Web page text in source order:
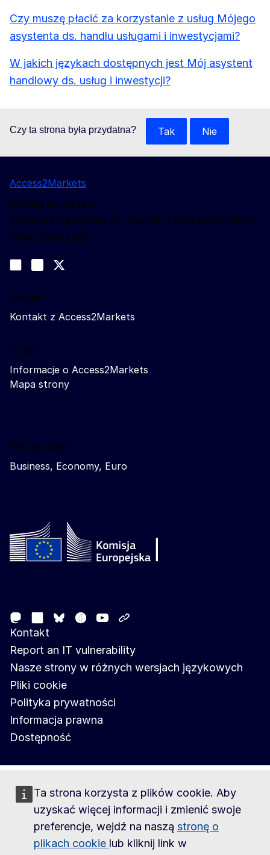
Ta strona korzysta z plików cookie. Aby
uzyskać więcej informacji i zmienić swoje
preferencje, wejdź na naszą stronę o
plikach cookie lub kliknij link w
Czy muszę płacić za korzystanie z usług Mójego
asystenta ds. handlu usługami i inwestycjami?
W jakich językach dostępnych jest Mój asystent
handlowy ds. usług i inwestycji?
Czy ta strona była przydatna? Tak Nie
Access2Markets
Stroną zarządza:
Dyrekcja Generalna ds. Handlu i Bezpieczeństwa
Gospodarczego
Join us on LinkedIn
Trade-Off podcast
Kontakt
Kontakt z Access2Markets
O nas
Informacje o Access2Markets
Mapa strony
Related sites
Business, Economy, Euro
MastodonLinkedIn
Bluesky
Facebook
Youtube
Kontakt
Report an IT vulnerability
Nasze strony w różnych wersjach językowych
Pliki cookie
Polityka prywatności
Informacja prawna
Dostępność